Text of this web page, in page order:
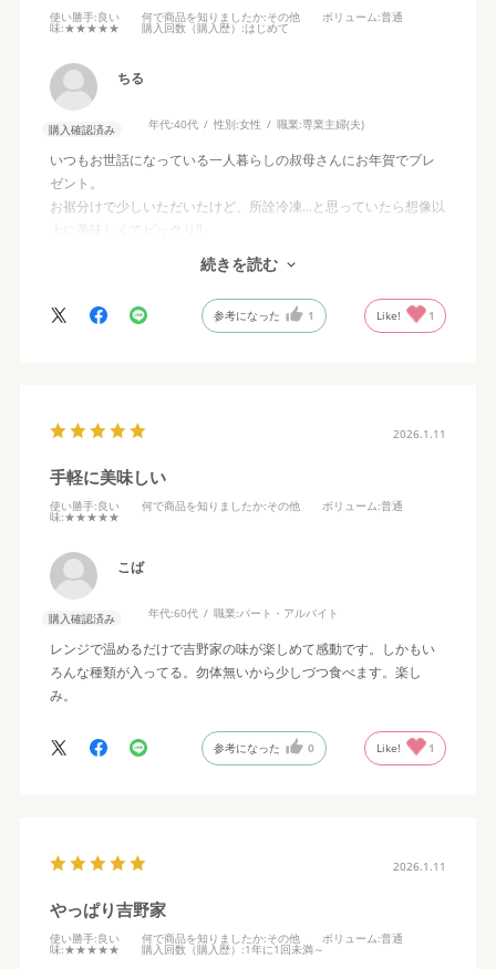
使い勝手:良い 何で商品を知りましたか:その他 ボリューム:普通
味:★★★★★ 購入回数（購入歴） :はじめて
ちる
購入確認済み 年代:40代 性別:女性 職業:専業主婦(夫)
いつもお世話になっている一人暮らしの叔母さんにお年賀でプレ
ゼント。
お裾分けで少しいただいたけど、所詮冷凍…と思っていたら想像以
上に美味しくてビックリ‼️
お店の味に近かったです。
贈答物はお菓子など期限が短いと一人暮らしだと食べきれない
し、ネタ切れにもなってきたので大変助かりました。
続きを読む
参考になった 1 Like! 1
2026.1.11
手軽に美味しい
使い勝手:良い 何で商品を知りましたか:その他 ボリューム:普通
味:★★★★★
こば
購入確認済み 年代:60代 職業:パート・アルバイト
レンジで温めるだけで吉野家の味が楽しめて感動です。しかもい
ろんな種類が入ってる。勿体無いから少しづつ食べます。楽し
み。
参考になった 0 Like! 1
2026.1.11
やっぱり吉野家
使い勝手:良い 何で商品を知りましたか:その他 ボリューム:普通
味:★★★★★ 購入回数（購入歴） :1年に1回未満～